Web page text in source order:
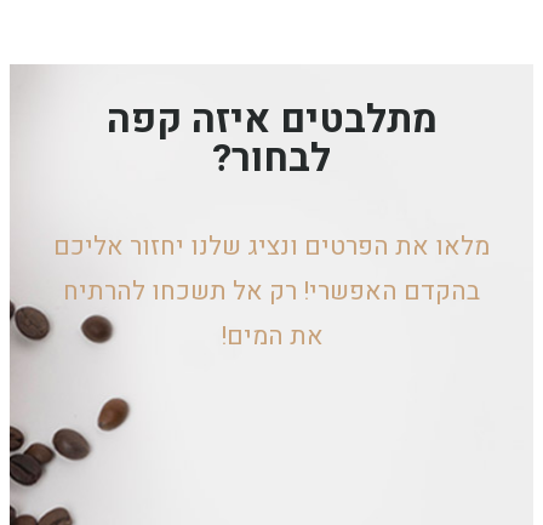
מתלבטים איזה קפה
לבחור?
מלאו את הפרטים ונציג שלנו יחזור אליכם
בהקדם האפשרי! רק אל תשכחו להרתיח
את המים!